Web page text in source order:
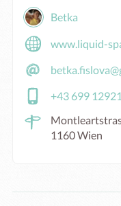
Betka
www.liquid-
+43 699
1160 Wien